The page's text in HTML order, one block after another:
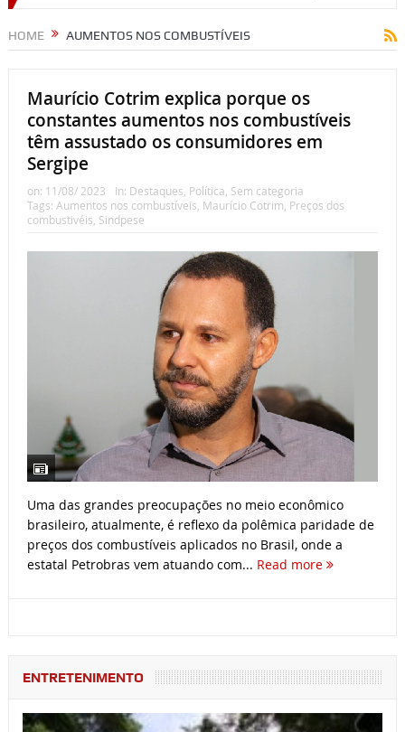
HOME AUMENTOS NOS COMBUSTÍVEIS
Maurício Cotrim explica porque os
constantes aumentos nos combustíveis
têm assustado os consumidores em
Sergipe
on: 11/08/ 2023 In: Destaques, Política, Sem categoria
Tags: Aumentos nos combustíveis, Maurício Cotrim, Preços dos
combustivéis, Sindpese
Uma das grandes preocupações no meio econômico
brasileiro, atualmente, é reflexo da polêmica paridade de
preços dos combustíveis aplicados no Brasil, onde a
estatal Petrobras vem atuando com... Read more
ENTRETENIMENTO